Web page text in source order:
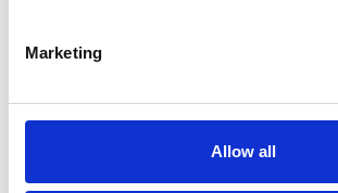
Marketing
Allow all
GALLERI V58 blev grundlagt i 2007 af Eigil